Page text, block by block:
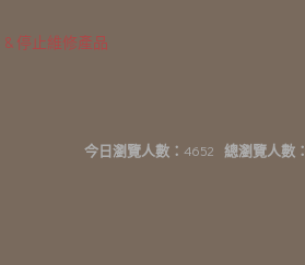
& 停止維修產品
今日瀏覽人數： 4652 總瀏覽人數：